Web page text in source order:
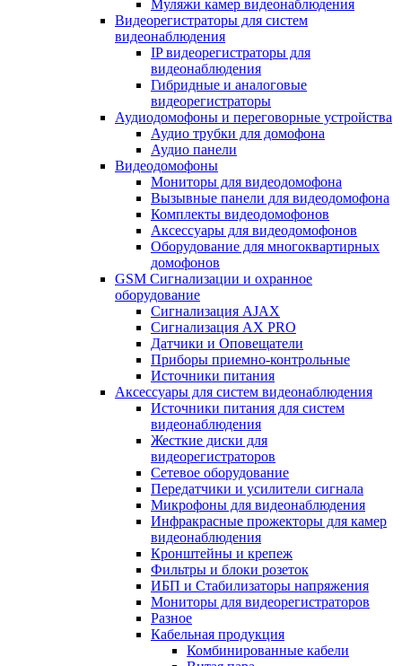
Муляжи камер видеонаблюдения
Видеорегистраторы для систем
видеонаблюдения
IP видеорегистраторы для
видеонаблюдения
Гибридные и аналоговые
видеорегистраторы
Аудиодомофоны и переговорные устройства
Аудио трубки для домофона
Аудио панели
Видеодомофоны
Мониторы для видеодомофона
Вызывные панели для видеодомофона
Комплекты видеодомофонов
Аксессуары для видеодомофонов
Оборудование для многоквартирных
домофонов
GSM Сигнализации и охранное
оборудование
Сигнализация AJAX
Сигнализация AX PRO
Датчики и Оповещатели
Приборы приемно-контрольные
Источники питания
Аксессуары для систем видеонаблюдения
Источники питания для систем
видеонаблюдения
Жесткие диски для
видеорегистраторов
Сетевое оборудование
Передатчики и усилители сигнала
Микрофоны для видеонаблюдения
Инфракрасные прожекторы для камер
видеонаблюдения
Кронштейны и крепеж
Фильтры и блоки розеток
ИБП и Стабилизаторы напряжения
Мониторы для видеорегистраторов
Разное
Кабельная продукция
Комбинированные кабели